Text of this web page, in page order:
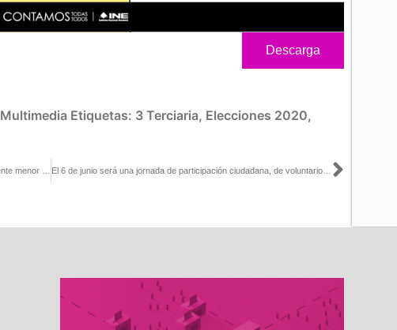
Descarga
Multimedia Etiquetas: 3 Terciaria, Elecciones 2020,
Consulta para enjuiciar a expresidentes será significativamente menor de lo que cuesta una elección: Ciro Murayama El 6 de junio será una jornada de participación ciudadana, de voluntarios, y cuando se haga la consulta popular, también tendremos que recurrir a ellos: Ciro Murayama